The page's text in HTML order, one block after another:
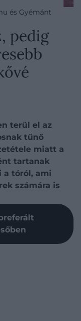
és Gyémánt
pedig
terül el az
tűnő
miatt a
tartanak
a tóról, ami
számára is